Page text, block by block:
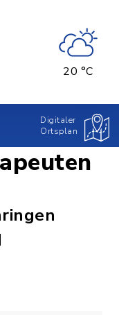
20 °C
Digitaler
Ortsplan